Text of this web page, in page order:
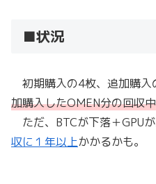
■状況
初期購入の4枚、追加購入
加購入したOMEN分の回収中
ただ、BTCが下落＋GPU
収に１年以上かかるかも。